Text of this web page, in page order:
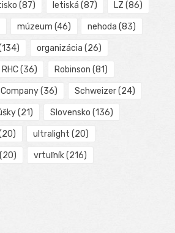
(87) letiská (87) LZ (86)
múzeum (46) nehoda (83)
organizácia (26)
RHC(36) Robinson (81)
(36) Schweizer(24)
(21) Slovensko (136)
ultralight (20)
(20) vrtuľník(216)